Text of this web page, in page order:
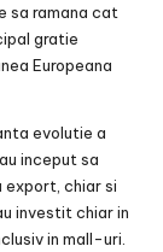
sa ramana cat
gratie
Europeana
evolutie a
inceput sa
export, chiar si
investit chiar in
in mall-uri.